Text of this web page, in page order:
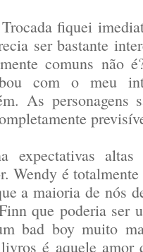
fiquei
ser bastante
comuns não
com o meu
As personagens
expectativas
Wendy é totalmente
a maioria de nós
que poderia ser
bad boy muito
é aquele amor